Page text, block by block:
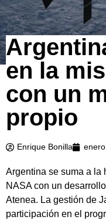
en la
con un
propio
Enrique Bonilla
Argentina se suma a la
NASA con un
Atenea. La gestión de
participación en el